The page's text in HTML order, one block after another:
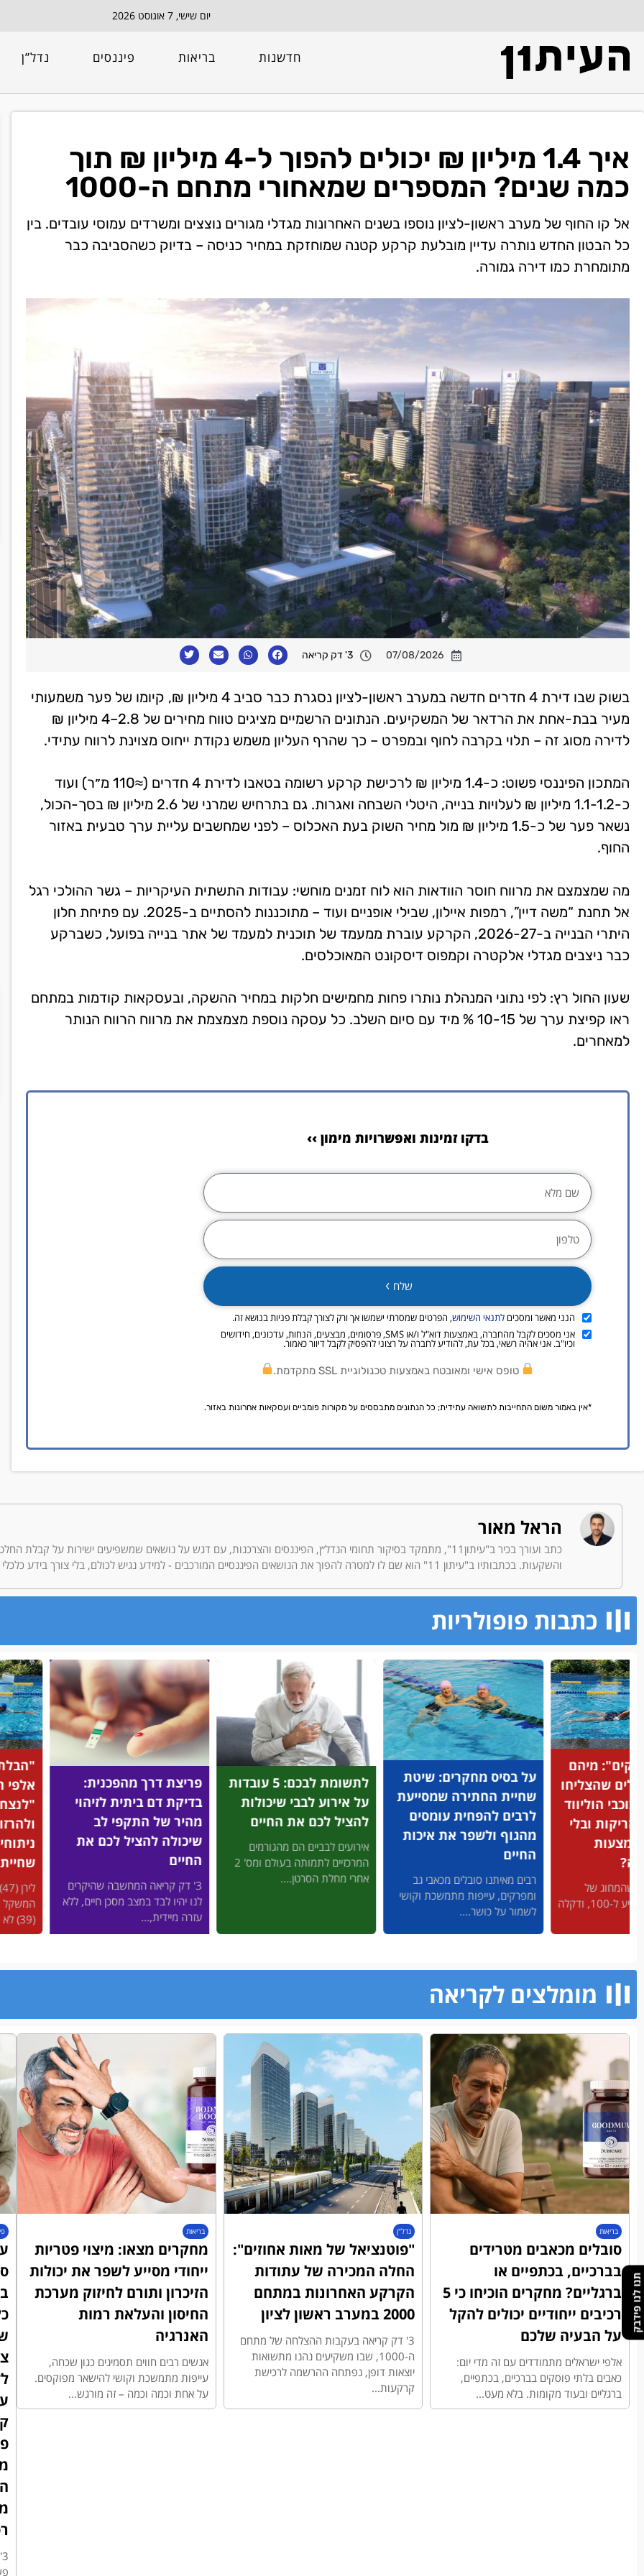
תנו לנו פידבק
יום שישי, 7 אוגוסט 2026
חדשנות בריאות פיננסים נדל”ן
איך 1.4 מיליון ₪ יכולים להפוך ל-4 מיליון ₪ תוך
כמה שנים? המספרים שמאחורי מתחם ה-1000
אל קו החוף של מערב ראשון-לציון נוספו בשנים האחרונות מגדלי מגורים נוצצים ומשרדים עמוסי עובדים. בין
כל הבטון החדש נותרה עדיין מובלעת קרקע קטנה שמוחזקת במחיר כניסה – בדיוק כשהסביבה כבר
מתומחרת כמו דירה גמורה.
07/08/2026 3' דק קריאה
בשוק שבו דירת 4 חדרים חדשה במערב ראשון-לציון נסגרת כבר סביב 4 מיליון ₪, קיומו של פער משמעותי
מעיר בבת-אחת את הרדאר של המשקיעים. הנתונים הרשמיים מציגים טווח מחירים של 2.8–4 מיליון ₪
לדירה מסוג זה – תלוי בקרבה לחוף ובמפרט – כך שהרף העליון משמש נקודת ייחוס מצוינת לרווח עתידי.
המתכון הפיננסי פשוט: כ-1.4 מיליון ₪ לרכישת קרקע רשומה בטאבו לדירת 4 חדרים (≈110 מ״ר) ועוד
כ-1.1-1.2 מיליון ₪ לעלויות בנייה, היטלי השבחה ואגרות. גם בתרחיש שמרני של 2.6 מיליון ₪ בסך-הכול,
נשאר פער של כ-1.5 מיליון ₪ מול מחיר השוק בעת האכלוס – לפני שמחשבים עליית ערך טבעית באזור
החוף.
מה שמצמצם את מרווח חוסר הוודאות הוא לוח זמנים מוחשי: עבודות התשתית העיקריות – גשר ההולכי רגל
אל תחנת “משה דיין”, רמפות איילון, שבילי אופניים ועוד – מתוכננות להסתיים ב-2025. עם פתיחת חלון
היתרי הבנייה ב-2026-27, הקרקע עוברת ממעמד של תוכנית למעמד של אתר בנייה בפועל, כשברקע
כבר ניצבים מגדלי אלקטרה וקמפוס דיסקונט המאוכלסים.
שעון החול רץ: לפי נתוני המנהלת נותרו פחות מחמישים חלקות במחיר ההשקה, ובעסקאות קודמות במתחם
ראו קפיצת ערך של 10-15 % מיד עם סיום השלב. כל עסקה נוספת מצמצמת את מרווח הרווח הנותר
למאחרים.
בדקו זמינות ואפשרויות מימון ››
הנני מאשר ומסכים לתנאי השימוש, הפרטים שמסרתי ישמשו אך ורק לצורך קבלת פניות בנושא זה.
אני מסכים לקבל מהחברה, באמצעות דוא"ל ו/או SMS, פרסומים, מבצעים, הנחות, עדכונים, חידושים
וכיו"ב. אני אהיה רשאי, בכל עת, להודיע לחברה על רצוני להפסיק לקבל דיוור כאמור.
שלח
טופס אישי ומאובטח באמצעות טכנולוגיית SSL מתקדמת.
*אין באמור משום התחייבות לתשואה עתידית; כל הנתונים מתבססים על מקורות פומביים ועסקאות אחרונות באזור.
הראל מאור
כתב ועורך בכיר ב"עיתון11", מתמקד בסיקור תחומי הנדל״ן, הפיננסים והצרכנות, עם דגש על נושאים שמשפיעים ישירות על קבלת
והשקעות. בכתבותיו ב"עיתון 11" הוא שם לו למטרה להפוך את הנושאים הפיננסיים המורכבים - למידע נגיש לכולם, בלי צורך בידע כלכלי מוקדם.
כתבות פופולריות​
בסיס מחקרים: שיטת
החתירה שמסייעת
להפחית עומסים
ולשפר את איכות
מאיתנו סובלים מכאבי גב
עייפות מתמשכת וקושי
על כושר....
לתשומת לבכם: 5 עובדות
על אירוע לבבי שיכולות
להציל לכם את החיים
אירועים לבביים הם מהגורמים
המרכזיים לתמותה בעולם ומס' 2
אחרי מחלת הסרטן....
פריצת דרך מהפכנית:
בדיקת דם ביתית לזיהוי
מהיר של התקפי לב
שיכולה להציל לכם את
החיים
3' דק קריאה המחשבה שהיקרים
לנו יהיו לבד במצב מסכן חיים, ללא
"הבלתי מוזרקים": מיהם
אלפי הישראלים שהצליחו
"לנצח" את כוכבי הוליווד
ולהרזות בלי זריקות ובלי
ניתוחים - באמצעות
לירן (47) נבהל כשהמחוג של
המשקל כמעט הגיע ל-100, ודקלה
(39) לא היתה...
מומלצים לקריאה​
בריאות
סובלים מכאבים מטרידים
בברכיים, בכתפיים או
ברגליים? מחקרים הוכיחו כי 5
רכיבים ייחודיים יכולים להקל
על הבעיה שלכם
אלפי ישראלים מתמודדים עם זה מדי יום:
כאבים בלתי פוסקים בברכיים, בכתפיים,
ברגליים ובעוד מקומות. בלא מעט...
נדל"ן
"פוטנציאל של מאות אחוזים":
החלה המכירה של עתודות
הקרקע האחרונות במתחם
2000 במערב ראשון לציון
3' דק קריאה בעקבות ההצלחה של מתחם
ה-1000, שבו משקיעים נהנו מתשואות
יוצאות דופן, נפתחה ההרשמה לרכישת
קרקעות...
בריאות
מחקרים מצאו: מיצוי פטריות
ייחודי מסייע לשפר את יכולות
הזיכרון ותורם לחיזוק מערכת
החיסון והעלאת רמות
האנרגיה
אנשים רבים חווים תסמינים כגון שכחה,
עייפות מתמשכת וקושי להישאר מפוקסים.
על אחת וכמה וכמה – זה מורגש...